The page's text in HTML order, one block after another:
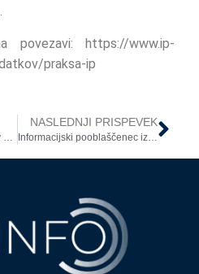
https://www.ip-
praksa-ip
Obdelava osebnih podatkov osnovnošolcev, ki ne nosijo zaščitnih mask
NASLEDNJI PRISPEVEK
Informacijski pooblaščenec izdal smernice – šolstvo